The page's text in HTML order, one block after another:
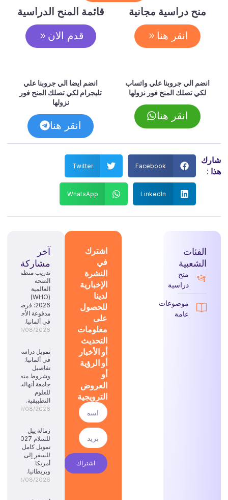
منح دراسية مجانية
انقر هنا
قائمة المنح الدراسية
قدم الان
انضم الي جروبنا علي واتساب
لكي تصلك المنح فور نزولها
انقر هنا
انضم ايضا الي جروبنا علي
تليجرام لكي تصلك المنح فور
نزولها
انقر هنا
شارك
هذا :
Facebook
Twitter
LinkedIn
WhatsApp
الفئات
الشعبية
منح
دراسية
موضوعات
عامة
اشترك
في
النشرة
الإخبارية
لدينا
للحصول
على
معلومات
التحديث
أو الأخبار
أو الرؤية
أو
العروض
الترويجية
اشتراك
آخر
مشاركة
تدريب منظمة
الصحة
العالمية
(WHO)
2026: فرصة
مدفوعة الأجر
في ألمانيا.
09/08/2026
تمويل دراسي
في ألمانيا:
تفاصيل
وشروط منحة
جامعة أنهالت
للعلوم
التطبيقية.
09/08/2026
زمالة ييل
تمويل كامل
للسفر إلى
أمريكا
وبريطانيا.
08/08/2026